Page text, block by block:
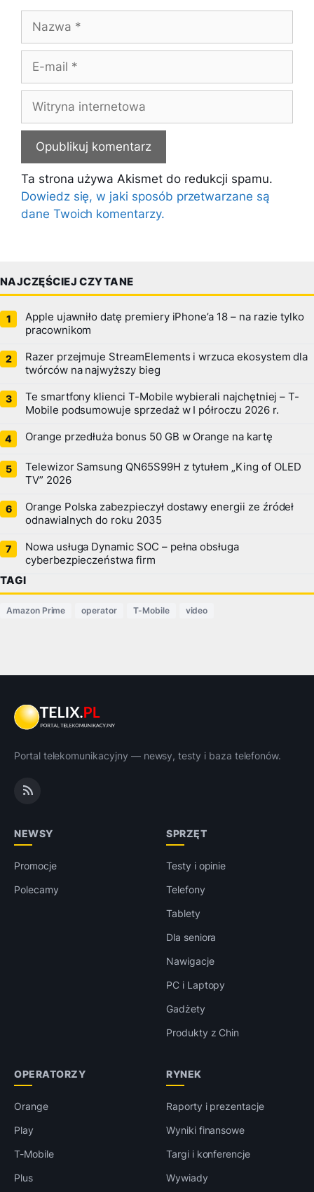
mail
internetowa
Ta strona używa Akismet do redukcji spamu.
Dowiedz się, w jaki sposób przetwarzane są
dane Twoich komentarzy.
NAJCZĘŚCIEJ CZYTANE
Apple ujawniło datę premiery iPhone’a 18 – na razie tylko
pracownikom
Razer przejmuje StreamElements i wrzuca ekosystem dla
twórców na najwyższy bieg
Te smartfony klienci T-Mobile wybierali najchętniej – T-
Mobile podsumowuje sprzedaż w I półroczu 2026 r.
Orange przedłuża bonus 50 GB w Orange na kartę
Telewizor Samsung QN65S99H z tytułem „King of OLED
TV” 2026
Orange Polska zabezpieczył dostawy energii ze źródeł
odnawialnych do roku 2035
Nowa usługa Dynamic SOC – pełna obsługa
cyberbezpieczeństwa firm
TAGI
Amazon Prime operator T-Mobile video
Portal telekomunikacyjny — newsy, testy i baza telefonów.
NEWSY
Promocje
Polecamy
SPRZĘT
Testy i opinie
Telefony
Tablety
Dla seniora
Nawigacje
PC i Laptopy
Gadżety
Produkty z Chin
OPERATORZY
Orange
Play
T-Mobile
Plus
RYNEK
Raporty i prezentacje
Wyniki finansowe
Targi i konferencje
Wywiady